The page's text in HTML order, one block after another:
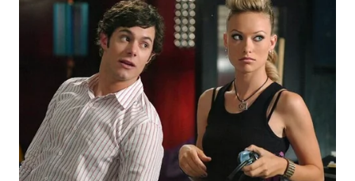
WN
PADANG
LAWAS
WN
SUMEDANG